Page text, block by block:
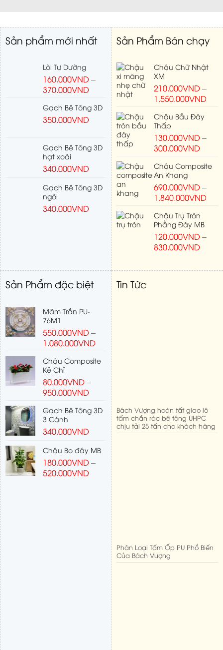
Sản phẩm mới nhất
Lõi Tự Dưỡng
160.000VND–
370.000VND
Gạch Bê Tông 3D
350.000VND
Gạch Bê Tông 3D
hạt xoài
340.000VND
Gạch Bê Tông 3D
ngói
340.000VND
Sản Phẩm Bán chạy
Chậu Chữ Nhật
XM
210.000VND–
1.550.000VND
Chậu Bầu Đáy
Thấp
130.000VND–
300.000VND
Chậu Composite
An Khang
690.000VND–
1.840.000VND
Chậu Trụ Tròn
Phẳng Đáy MB
120.000VND–
830.000VND
Sản Phẩm đặc biệt
Mâm Trần PU-
76M1
550.000VND–
1.080.000VND
Chậu Composite
Kẻ Chỉ
80.000VND–
950.000VND
Gạch Bê Tông 3D
3 Cánh
340.000VND
Chậu Bo đáy MB
180.000VND–
520.000VND
Tin Tức
Bách Vượng hoàn tất giao lô
tấm chắn rác bê tông UHPC
chịu tải 25 tấn cho khách hàng
Phân Loại Tấm Ốp PU Phổ Biến
Của Bách Vượng